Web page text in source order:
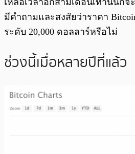
เหลือเวลาอีกสามเดือนเท่านั้นก็
มีคำถามและสงสัยว่าราคา
ระดับ 20,000 ดอลลาร์หรือไม่
ช่วงนี้เมื่อหลายปีที่แล้ว